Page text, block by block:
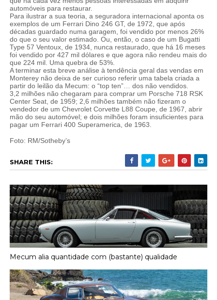
automóveis para restaurar.
Para ilustrar a sua teoria, a seguradora internacional aponta os
exemplos de um Ferrari Dino 246 GT, de 1972, que após
décadas guardado numa garagem, foi vendido por menos 26%
do que o seu valor estimado. Ou, então, o caso de um Bugatti
Type 57 Ventoux, de 1934, nunca restaurado, que há 16 meses
foi vendido por 427 mil dólares e que agora não rendeu mais do
que 224 mil. Uma quebra de 53%.
A terminar esta breve análise à tendência geral das vendas em
Monterey não deixa de ser curioso referir uma tabela criada a
partir do leilão da Mecum: o “top ten”… dos não vendidos.
3,2 milhões não chegaram para comprar um Porsche 718 RSK
Center Seat, de 1959; 2,6 milhões também não fizeram o
vendedor de um Chevrolet Corvette L88 Coupe, de 1967, abrir
mão do seu automóvel; e dois milhões foram insuficientes para
pagar um Ferrari 400 Superamerica, de 1963.
Foto: RM/Sotheby’s
SHARE THIS:
Mecum alia quantidade com (bastante) qualidade